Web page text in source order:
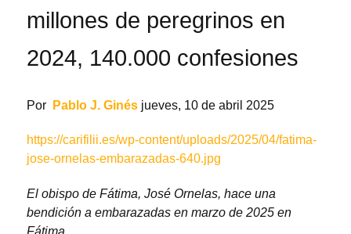
millones de peregrinos en
2024, 140.000 confesiones
Por Pablo J. Ginés jueves, 10 de abril 2025
https://carifilii.es/wp-content/uploads/2025/04/fatima-
jose-ornelas-embarazadas-640.jpg
El obispo de Fátima, José Ornelas, hace una
bendición a embarazadas en marzo de 2025 en